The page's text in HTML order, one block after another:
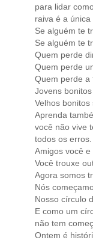
para lidar
raiva é a
Se alguém te
Se alguém te
Quem perde
Quem perde
Quem perde a
Jovens
Velhos
Aprenda
você não vive
todos os erros.
Amigos você
Você trouxe
Agora somos
Nós
Nosso círculo
E como um
não tem
Ontem é